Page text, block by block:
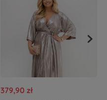
379,90 zł